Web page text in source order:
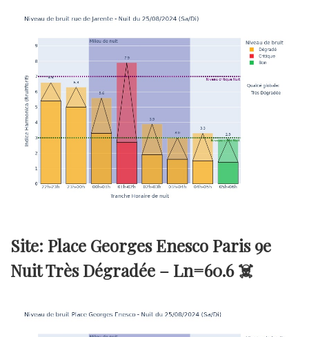
Site: Place Georges Enesco Paris 9e
Nuit Très Dégradée – Ln=60.6☠️